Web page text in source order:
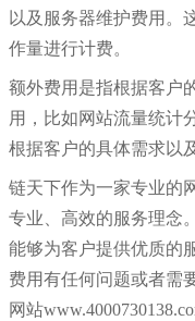
以及服务器维护费用。
作量进行计费。
额外费用是指根据客户
用，比如网站流量统计
根据客户的具体需求以
链天下作为一家专业的
专业、高效的服务理念
能够为客户提供优质的
费用有任何问题或者需
网站